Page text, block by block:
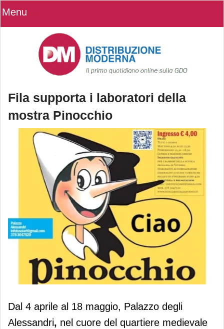
Menu
Fila supporta i laboratori della
mostra Pinocchio
Fila supporta i laboratori della mostra
Pinocchio
Dal 4 aprile al 18 maggio, Palazzo degli
Alessandri, nel cuore del quartiere medievale